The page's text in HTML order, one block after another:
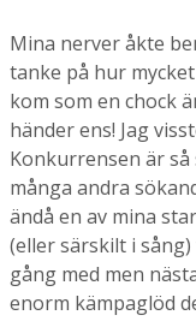
Mina nerver åkte
tanke på hur
kom som en chock
händer ens! Jag
Konkurrensen är
många andra
ändå en av mina
(eller särskilt i
gång med men
enorm kämpaglöd